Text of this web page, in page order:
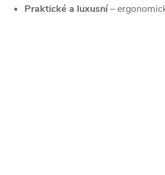
Praktické a luxusní–